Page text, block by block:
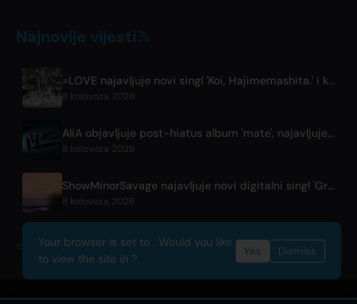
Najnovije vijesti
=LOVE najavljuje novi singl 'Koi, Hajimemashita.' i
8 kolovoza 2026
AliA objavljuje post-hiatus album 'mate', najavljuje
8 kolovoza 2026
ShowMinorSavage najavljuje novi digitalni singl
8 kolovoza 2026
© 2026 OnlyHit. All rights reserved. - Metadata provided byACRCloud
Your browser is set to . Would you like
to view the site in ?
Yes Dismiss